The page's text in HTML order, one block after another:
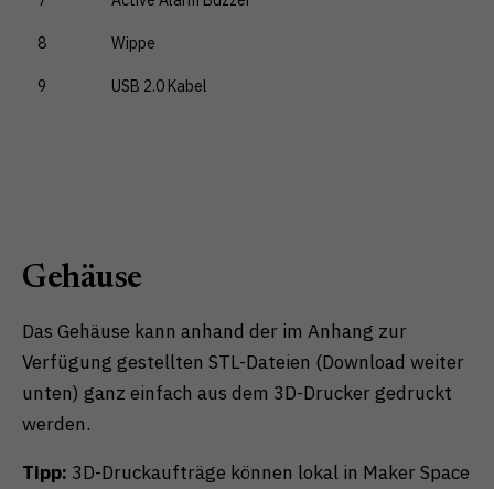
8 Wippe
9 USB 2.0 Kabel
Gehäuse
Das Gehäuse kann anhand der im Anhang zur
Verfügung gestellten STL-Dateien (Download weiter
unten) ganz einfach aus dem 3D-Drucker gedruckt
werden.
Tipp: 3D-Druckaufträge können lokal in Maker Space